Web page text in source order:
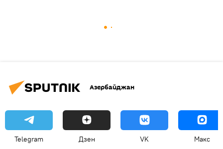
Азербайджан
Telegram Дзен VK Макс